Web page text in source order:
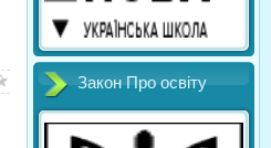
Закон Про освіту